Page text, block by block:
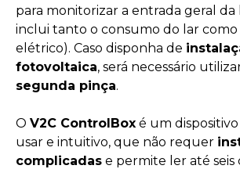
para monitorizar a entrada geral
inclui tanto o consumo do lar
elétrico). Caso disponha de
fotovoltaica, será necessário
segunda pinça.
O V2C ControlBox é um
usar e intuitivo, que não requer
complicadas e permite ler até seis